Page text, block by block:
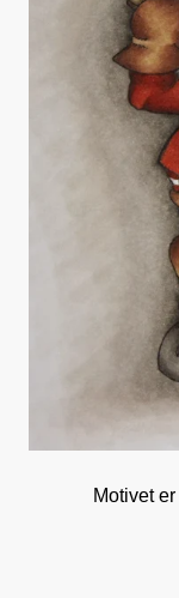
Motivet er